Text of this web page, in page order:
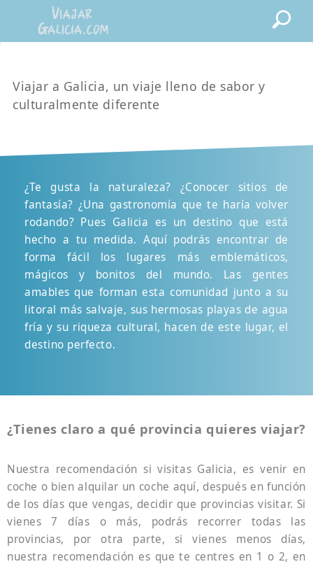
Viajar a Galicia, un viaje lleno de sabor y
culturalmente diferente
¿Te gusta la naturaleza? ¿Conocer sitios de
fantasía? ¿Una gastronomía que te haría volver
rodando? Pues Galicia es un destino que está
hecho a tu medida. Aquí podrás encontrar de
forma fácil los lugares más emblemáticos,
mágicos y bonitos del mundo. Las gentes
amables que forman esta comunidad junto a su
litoral más salvaje, sus hermosas playas de agua
fría y su riqueza cultural, hacen de este lugar, el
destino perfecto.
¿Tienes claro a qué provincia quieres viajar?
Nuestra recomendación si visitas Galicia, es venir en
coche o bien alquilar un coche aquí, después en función
de los días que vengas, decidir que provincias visitar. Si
vienes 7 días o más, podrás recorrer todas las
provincias, por otra parte, si vienes menos días,
nuestra recomendación es que te centres en 1 o 2, en